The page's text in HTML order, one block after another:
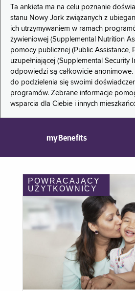
Ta ankieta ma na celu poznanie
stanu Nowy Jork związanych z
ich utrzymywaniem w ramach
żywieniowej (Supplemental Nutrition
pomocy publicznej (Public Assistance,
uzupełniającej (Supplemental Security
odpowiedzi są całkowicie
do podzielenia się swoimi
programów. Zebrane informacje
wsparcia dla Ciebie i innych
myBenefits
POWRACAJĄCY
UŻYTKOWNICY